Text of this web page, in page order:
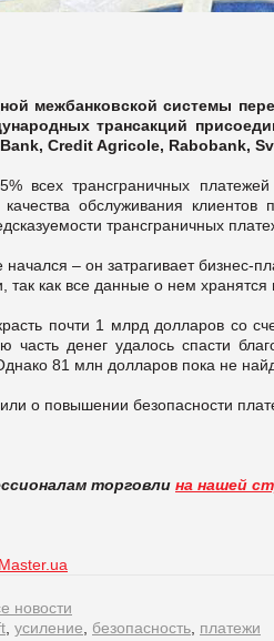
межбанковской системы
трансакций
Credit Agricole, Rabobank,
всех трансграничных
обслуживания
трансграничных
– он затрагивает бизнес-
как все данные о нем хранятся
почти 1 млрд долларов со
денег удалось спасти
81 млн долларов пока не
о повышении безопасности
торговли на нашей
новости
усиление безопасность платежи